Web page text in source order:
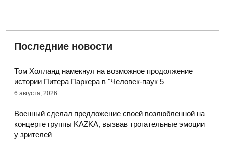
Последние новости
Том Холланд намекнул на возможное продолжение
истории Питера Паркера в "Человек-паук 5
6 августа, 2026
Военный сделал предложение своей возлюбленной на
концерте группы KAZKA, вызвав трогательные эмоции
у зрителей